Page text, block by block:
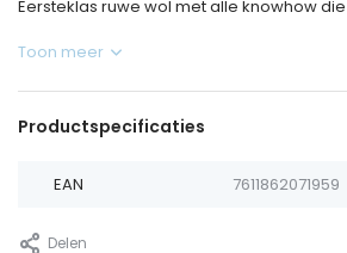
Eersteklas ruwe wol met alle knowhow
Toon meer
Productspecificaties
EAN 7611862071959
Delen